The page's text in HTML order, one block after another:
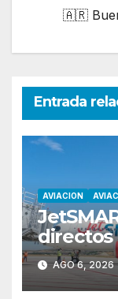
🇦🇷
Entrada
AVIACION
directos
AGO 6, 2026